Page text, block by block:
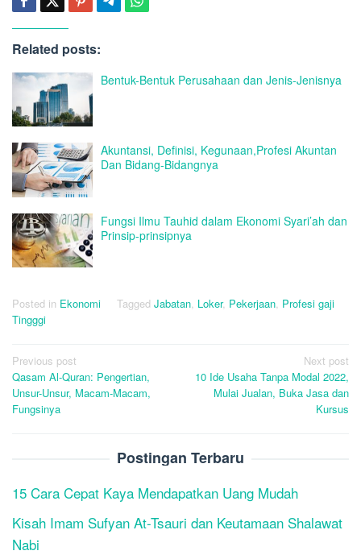
Related posts:
Bentuk-Bentuk Perusahaan dan Jenis-Jenisnya
Akuntansi, Definisi, Kegunaan,Profesi Akuntan
Dan Bidang-Bidangnya
Fungsi Ilmu Tauhid dalam Ekonomi Syari’ah dan
Prinsip-prinsipnya
Posted in Ekonomi Tagged Jabatan, Loker, Pekerjaan, Profesi gaji
Tingggi
Post
navigation
Previous post
Qasam Al-Quran: Pengertian,
Unsur-Unsur, Macam-Macam,
Fungsinya
Next post
10 Ide Usaha Tanpa Modal 2022,
Mulai Jualan, Buka Jasa dan
Kursus
Postingan Terbaru
15 Cara Cepat Kaya Mendapatkan Uang Mudah
Kisah Imam Sufyan At-Tsauri dan Keutamaan Shalawat
Nabi